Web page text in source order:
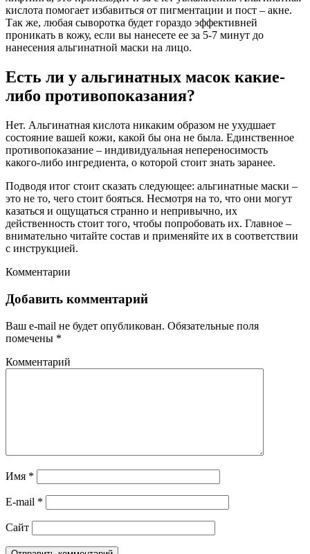
кислота помогает избавиться от пигментации и пост – акне.
Так же, любая сыворотка будет гораздо эффективней
проникать в кожу, если вы нанесете ее за 5-7 минут до
нанесения альгинатной маски на лицо.
Есть ли у альгинатных масок какие-
либо противопоказания?
Нет. Альгинатная кислота никаким образом не ухудшает
состояние вашей кожи, какой бы она не была. Единственное
противопоказание – индивидуальная непереносимость
какого-либо ингредиента, о которой стоит знать заранее.
Подводя итог стоит сказать следующее: альгинатные маски –
это не то, чего стоит бояться. Несмотря на то, что они могут
казаться и ощущаться странно и непривычно, их
действенность стоит того, чтобы попробовать их. Главное –
внимательно читайте состав и применяйте их в соответствии
с инструкцией.
Комментарии
Добавить комментарий
Ваш e-mail не будет опубликован. Обязательные поля
помечены *
Комментарий
Имя *
E-mail *
Сайт